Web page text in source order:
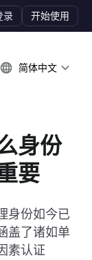
录 开始使用
简体中文
身份
要
身份如今已
盖了诸如单
素认证